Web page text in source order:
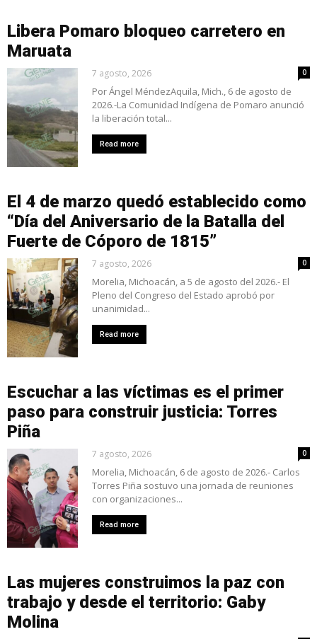
Libera Pomaro bloqueo carretero en
Maruata
7 agosto, 2026 0
Por Ángel MéndezAquila, Mich., 6 de agosto de
2026.-La Comunidad Indígena de Pomaro anunció
la liberación total...
Read more
El 4 de marzo quedó establecido como
“Día del Aniversario de la Batalla del
Fuerte de Cóporo de 1815”
7 agosto, 2026 0
Morelia, Michoacán, a 5 de agosto del 2026.- El
Pleno del Congreso del Estado aprobó por
unanimidad...
Read more
Escuchar a las víctimas es el primer
paso para construir justicia: Torres
Piña
7 agosto, 2026 0
Morelia, Michoacán, 6 de agosto de 2026.- Carlos
Torres Piña sostuvo una jornada de reuniones
con organizaciones...
Read more
Las mujeres construimos la paz con
trabajo y desde el territorio: Gaby
Molina